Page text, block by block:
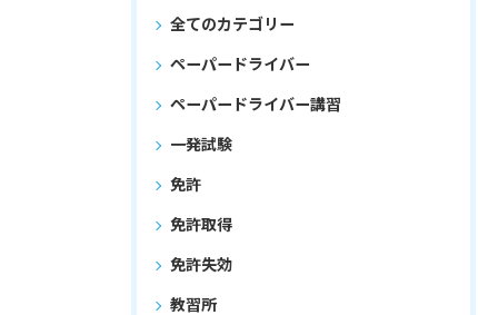
全てのカテゴリー
ペーパードライバー
ペーパードライバー講習
一発試験
免許
免許取得
免許失効
教習所